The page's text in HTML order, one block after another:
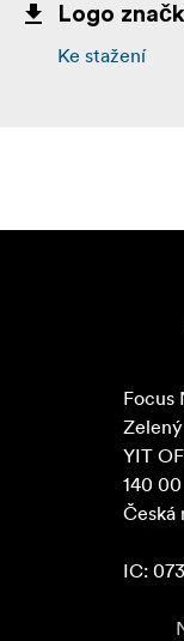
Logo
Ke stažení
Focus
YIT
140
Česká
IC: